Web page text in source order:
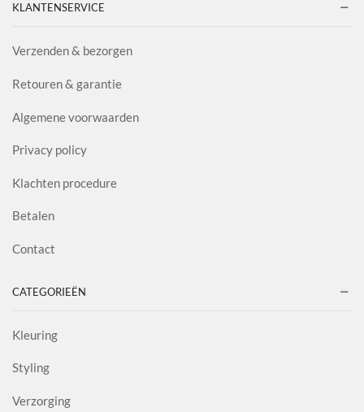
KLANTENSERVICE
Verzenden & bezorgen
Retouren & garantie
Algemene voorwaarden
Privacy policy
Klachten procedure
Betalen
Contact
CATEGORIEËN
Kleuring
Styling
Verzorging